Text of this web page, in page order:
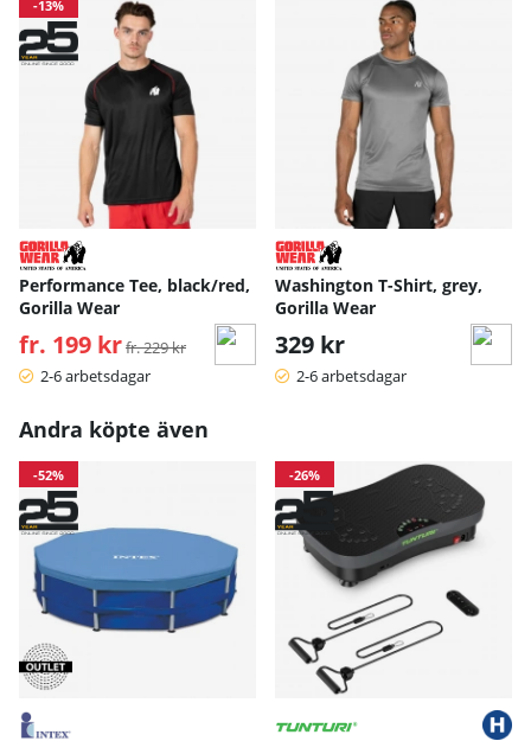
-13%
Performance Tee, black/red,
Gorilla Wear
fr. 199 kr Ordinarie pris:
fr. 229 kr
2-6 arbetsdagar
Washington T-Shirt, grey,
Gorilla Wear
329 kr
2-6 arbetsdagar
Andra köpte även
-52% -26%